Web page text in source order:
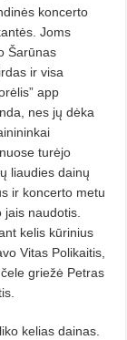
koncerto
Joms
Šarūnas
ir visa
app
nes jų dėka
turėjo
liaudies dainų
ir koncerto metu
jais naudotis.
kelis kūrinius
Vitas Polikaitis,
griežė Petras
kelias dainas.